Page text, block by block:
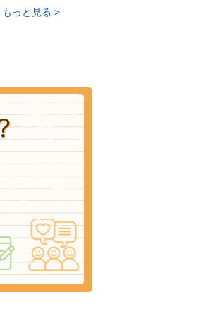
もっと見る >